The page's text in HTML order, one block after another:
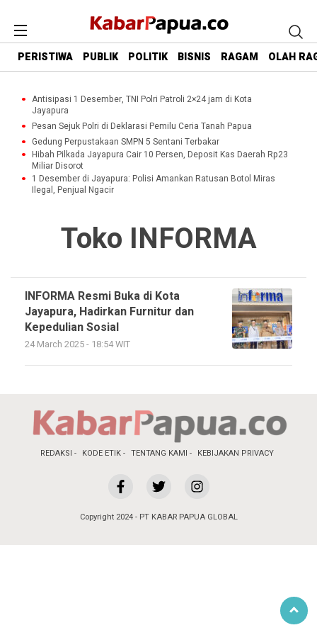
PERISTIWA PUBLIK POLITIK BISNIS RAGAM OLAH
Antisipasi 1 Desember, TNI Polri Patroli 2×24 jam di Kota
Jayapura
Pesan Sejuk Polri di Deklarasi Pemilu Ceria Tanah Papua
Gedung Perpustakaan SMPN 5 Sentani Terbakar
Hibah Pilkada Jayapura Cair 10 Persen, Deposit Kas Daerah Rp23
Miliar Disorot
1 Desember di Jayapura: Polisi Amankan Ratusan Botol Miras
Ilegal, Penjual Ngacir
Toko INFORMA
INFORMA Resmi Buka di Kota
Jayapura, Hadirkan Furnitur dan
Kepedulian Sosial
24 March 2025 - 18:54 WIT
REDAKSI KODE ETIK TENTANG KAMI KEBIJAKAN PRIVACY
Copyright 2024 - PT KABAR PAPUA GLOBAL